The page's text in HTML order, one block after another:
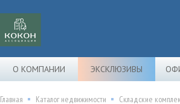
О КОМПАНИИ ЭКСКЛЮЗИВЫ
Главная Каталог недвижимости Складские